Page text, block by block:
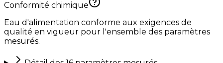
Conformité chimique
Eau d'alimentation conforme aux exigences de
qualité en vigueur pour l'ensemble des paramètres
mesurés.